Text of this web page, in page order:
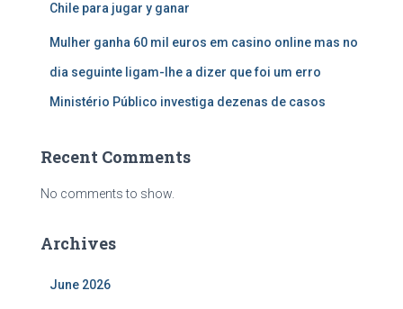
Chile para jugar y ganar
Mulher ganha 60 mil euros em casino online mas no
dia seguinte ligam-lhe a dizer que foi um erro
Ministério Público investiga dezenas de casos
Recent Comments
No comments to show.
Archives
June 2026